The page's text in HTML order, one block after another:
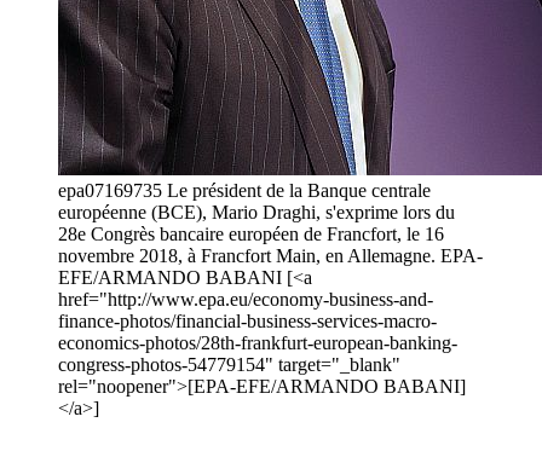
epa07169735 Le président de la Banque centrale
européenne (BCE), Mario Draghi, s'exprime lors du
28e Congrès bancaire européen de Francfort, le 16
novembre 2018, à Francfort Main, en Allemagne. EPA-
EFE/ARMANDO BABANI [<a
href="http://www.epa.eu/economy-business-and-
finance-photos/financial-business-services-macro-
economics-photos/28th-frankfurt-european-banking-
congress-photos-54779154" target="_blank"
rel="noopener">[EPA-EFE/ARMANDO BABANI]
</a>]